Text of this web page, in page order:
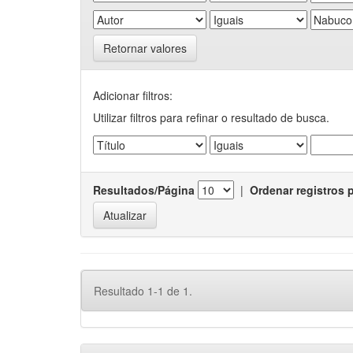
Retornar valores
Adicionar filtros:
Utilizar filtros para refinar o resultado de busca.
Resultados/Página | Ordenar registros
Resultado 1-1 de 1.